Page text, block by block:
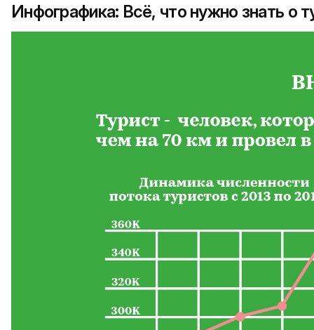
Инфографика: Всё, что нужно знать о